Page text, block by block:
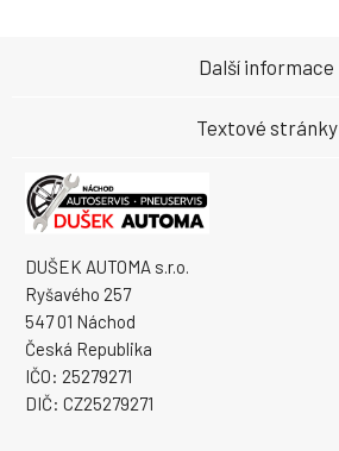
DUŠEK AUTOMA s.r.o.
Ryšavého 257
547 01 Náchod
Česká Republika
IČO: 25279271
DIČ: CZ25279271
Další informace
Textové stránky